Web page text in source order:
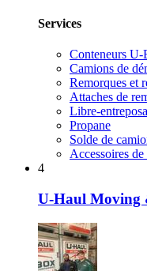
Services
Conteneurs U-
Camions de
Remorques et
Attaches de
Libre-
Propane
Solde de
Accessoires
4
U-Haul Moving